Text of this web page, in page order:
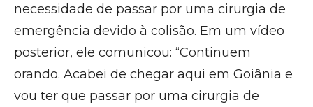
necessidade de passar por uma cirurgia de
emergência devido à colisão. Em um vídeo
posterior, ele comunicou: “Continuem
orando. Acabei de chegar aqui em Goiânia e
vou ter que passar por uma cirurgia de